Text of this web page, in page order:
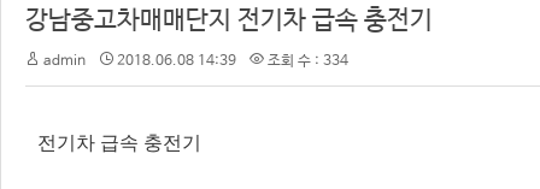
강남중고차매매단지 전기차 급속 충전기
admin 2018.06.08 14:39 조회 수 : 334
전기차 급속 충전기